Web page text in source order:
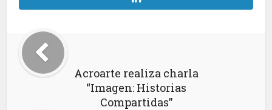
Acroarte realiza charla
“Imagen: Historias
Compartidas”